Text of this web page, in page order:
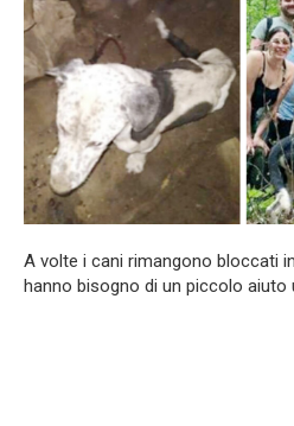
A volte i cani rimangono bloccati
hanno bisogno di un piccolo aiuto